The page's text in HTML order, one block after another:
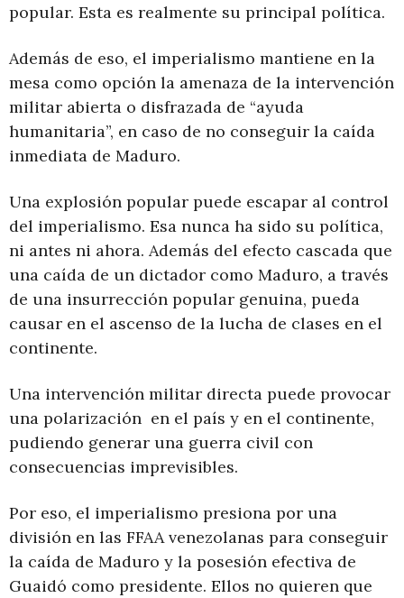
popular. Esta es realmente su principal política.
Además de eso, el imperialismo mantiene en la
mesa como opción la amenaza de la intervención
militar abierta o disfrazada de “ayuda
humanitaria”, en caso de no conseguir la caída
inmediata de Maduro.
Una explosión popular puede escapar al control
del imperialismo. Esa nunca ha sido su política,
ni antes ni ahora. Además del efecto cascada que
una caída de un dictador como Maduro, a través
de una insurrección popular genuina, pueda
causar en el ascenso de la lucha de clases en el
continente.
Una intervención militar directa puede provocar
una polarización en el país y en el continente,
pudiendo generar una guerra civil con
consecuencias imprevisibles.
Por eso, el imperialismo presiona por una
división en las FFAA venezolanas para conseguir
la caída de Maduro y la posesión efectiva de
Guaidó como presidente. Ellos no quieren que